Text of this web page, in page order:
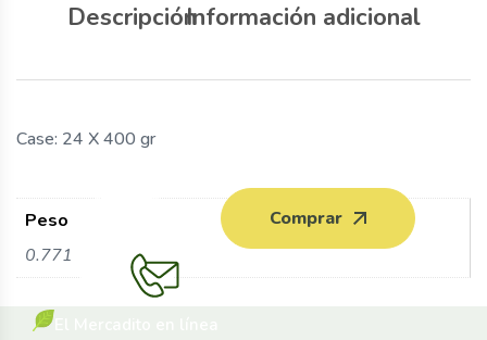
DescripciónInformación adicional
Case: 24 X 400 gr
Peso
0.771107 kg
Comprar